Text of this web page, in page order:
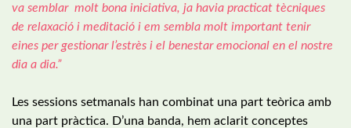
va semblar molt bona iniciativa, ja havia practicat tècniques
de relaxació i meditació i em sembla molt important tenir
eines per gestionar l’estrès i el benestar emocional en el nostre
dia a dia.”
Les sessions setmanals han combinat una part teòrica amb
una part pràctica. D’una banda, hem aclarit conceptes